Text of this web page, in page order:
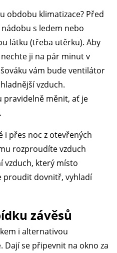
obdobu klimatizace? Před
s ledem nebo
látku (třeba utěrku). Aby
ji na pár minut v
vám bude ventilátor
vzduch.
pravidelně měnit, ať je
přes noc z otevřených
rozproudíte vzduch
vzduch, který místo
proudit dovnitř, vyhladí
závěsů
i alternativou
Dají se připevnit na okno za